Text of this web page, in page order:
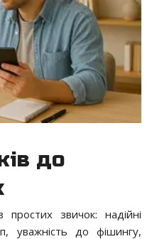
до
звичок: надійні
уважність до фішингу,